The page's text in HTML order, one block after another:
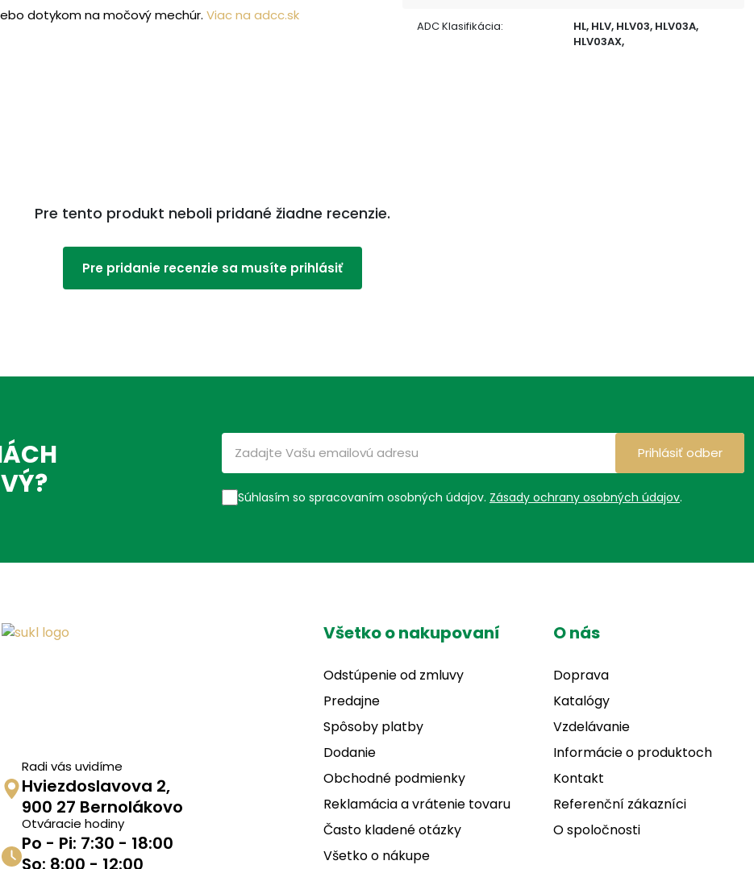
dotykom na močový mechúr. Viac na adcc.sk
ADC Klasifikácia:
HL, HLV, HLV03, HLV03A,
HLV03AX,
Pre tento produkt neboli pridané žiadne recenzie.
Pre pridanie recenzie sa musíte prihlásiť
Súhlasím so spracovaním osobných údajov. Zásady ochrany osobných údajov.
Prihlásiť odber
Radi vás uvidíme
Hviezdoslavova 2,
900 27 Bernolákovo
Otváracie hodiny
Po - Pi: 7:30 - 18:00
So: 8:00 - 12:00
Všetko o nakupovaní
Odstúpenie od zmluvy
Predajne
Spôsoby platby
Dodanie
Obchodné podmienky
Reklamácia a vrátenie tovaru
Často kladené otázky
Všetko o nákupe
O nás
Doprava
Katalógy
Vzdelávanie
Informácie o produktoch
Kontakt
Referenční zákazníci
O spoločnosti